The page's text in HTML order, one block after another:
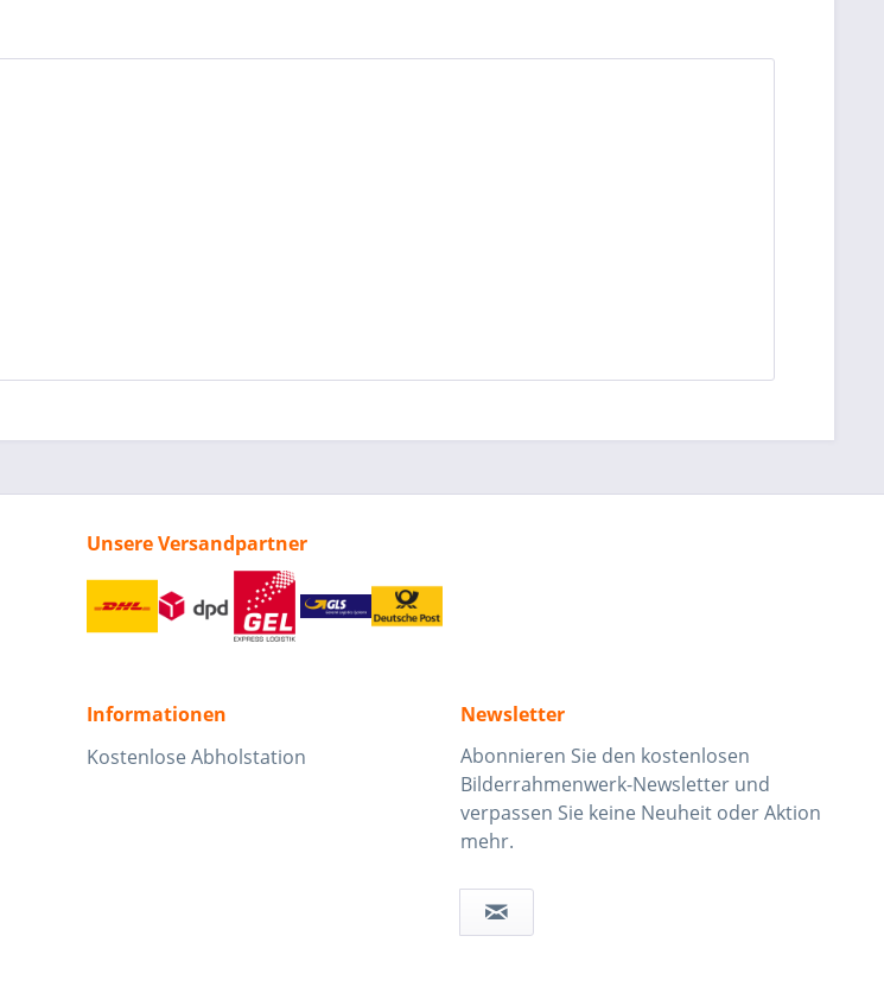
Unsere Versandpartner
Informationen
Kostenlose Abholstation
Newsletter
Abonnieren Sie den kostenlosen
Bilderrahmenwerk-Newsletter und
verpassen Sie keine Neuheit oder Aktion
mehr.